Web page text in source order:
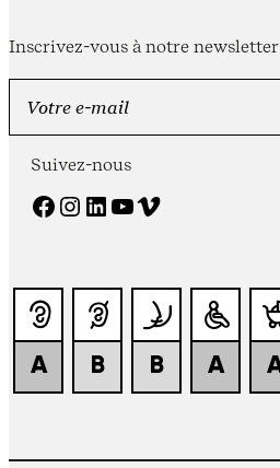
Inscrivez-vous à notre newsletter
Suivez-nous
Facebook Instagram LinkedIn YouTube Vimeo